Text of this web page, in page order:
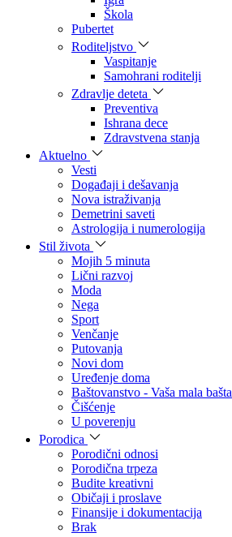
Škola
Pubertet
Roditeljstvo
Vaspitanje
Samohrani roditelji
Zdravlje deteta
Preventiva
Ishrana dece
Zdravstvena stanja
Aktuelno
Vesti
Događaji i dešavanja
Nova istraživanja
Demetrini saveti
Astrologija i numerologija
Stil života
Mojih 5 minuta
Lični razvoj
Moda
Nega
Sport
Venčanje
Putovanja
Novi dom
Uređenje doma
Baštovanstvo - Vaša mala bašta
Čišćenje
U poverenju
Porodica
Porodični odnosi
Porodična trpeza
Budite kreativni
Običaji i proslave
Finansije i dokumentacija
Brak